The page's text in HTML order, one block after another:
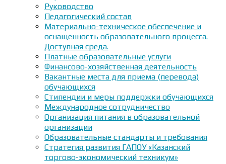
Руководство
Педагогический состав
Материально-техническое обеспечение и
оснащенность образовательного процесса.
Доступная среда.
Платные образовательные услуги
Финансово-хозяйственная деятельность
Вакантные места для приема (перевода)
обучающихся
Стипендии и меры поддержки обучающихся
Международное сотрудничество
Организация питания в образовательной
организации
Образовательные стандарты и требования
Стратегия развития ГАПОУ «Казанский
торгово-экономический техникум»